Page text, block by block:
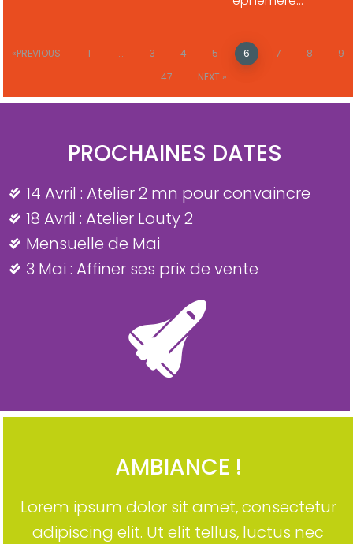
PREVIOUS 1 … 3 4 5 6 7 8
9
…
47 NEXT
PROCHAINES DATES
14 Avril : Atelier 2 mn pour convaincre
18 Avril : Atelier Louty 2
Mensuelle de Mai
3 Mai : Affiner ses prix de vente
AMBIANCE !
Lorem ipsum dolor sit amet, consectetur
adipiscing elit. Ut elit tellus, luctus nec